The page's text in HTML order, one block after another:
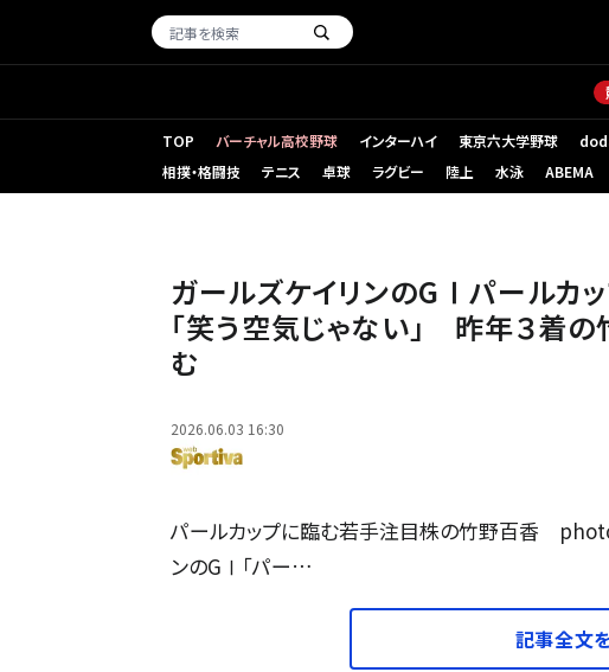
TOP バーチャル高校野球 インターハイ 東京六大学野球 （新
相撲・格闘技
テニス 卓球 ラグビー 陸上 水泳 ABEMA
ガールズケイリンのGⅠパールカッ
「笑う空気じゃない」 昨年３着
む
2026.06.03 16:30
パールカップに臨む若手注目株の竹野百香
ンのGⅠ「パー…
記事全文